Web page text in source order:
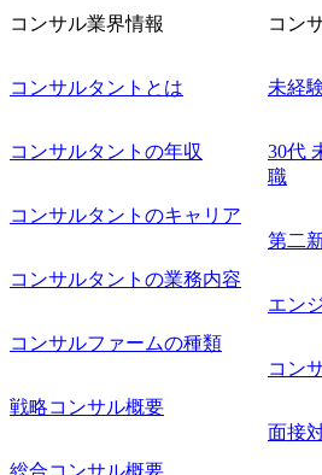
コンサル業界情報
コンサルタントとは
コンサルタントの年収
コンサルタントのキャリア
コンサルタントの業務内容
コンサルファームの種類
戦略コンサル概要
コン
未経
30代
職
第二
エン
コン
面接